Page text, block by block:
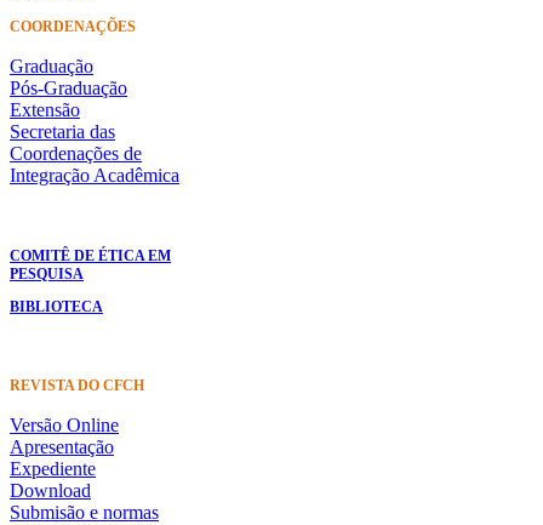
COORDENAÇÕES
Graduação
Pós-Graduação
Extensão
Secretaria das
Coordenações de
Integração Acadêmica
COMITÊ DE ÉTICA EM
PESQUISA
BIBLIOTECA
REVISTA DO CFCH
Versão Online
Apresentação
Expediente
Download
Submisão e normas